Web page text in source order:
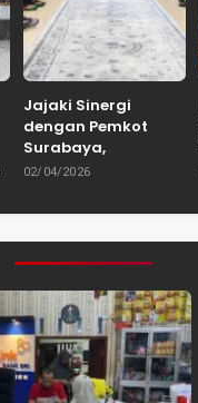
Jajaki Sinergi
dengan Pemkot
Surabaya,
Kerukunan Keluarga
Kolaborasi Budaya
02/04/2026